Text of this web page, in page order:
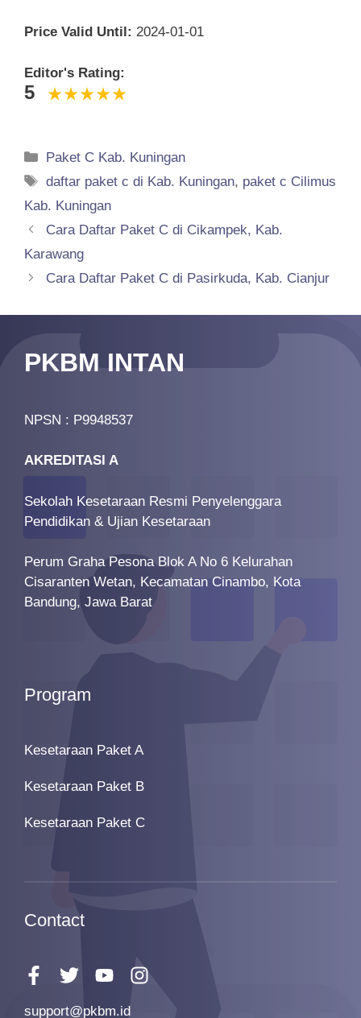
Price Valid Until: 2024-01-01
Editor's Rating:
5
Categories
Paket C Kab. Kuningan
Tags
daftar paket c di Kab. Kuningan, paket c Cilimus
Kab. Kuningan
Cara Daftar Paket C di Cikampek, Kab.
Karawang
Cara Daftar Paket C di Pasirkuda, Kab. Cianjur
PKBM INTAN
NPSN : P9948537
AKREDITASI A
Sekolah Kesetaraan Resmi Penyelenggara
Pendidikan & Ujian Kesetaraan
Perum Graha Pesona Blok A No 6 Kelurahan
Cisaranten Wetan, Kecamatan Cinambo, Kota
Bandung, Jawa Barat
Program
Kesetaraan Paket A
Kesetaraan Paket B
Kesetaraan Paket C
Contact
support@pkbm.id